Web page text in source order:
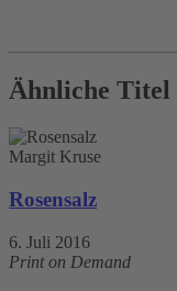
Ähnliche Titel
Margit Kruse
Rosensalz
6. Juli 2016
Print on Demand